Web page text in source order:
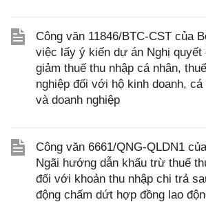
Công văn 11846/BTC-CST của
việc lấy ý kiến dự án Nghị quyết
giảm thuế thu nhập cá nhân,
nghiệp đối với hộ kinh doanh, cá
và doanh nghiệp
Công văn 6661/QNG-QLDN1
Ngãi hướng dẫn khấu trừ thuế
đối với khoản thu nhập chi trả
động chấm dứt hợp đồng lao